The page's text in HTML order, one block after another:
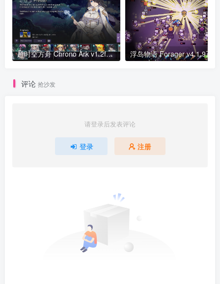
超时空方舟 Chrono Ark v1.2f正式版 官方中文
评论 抢沙发
请登录后发表评论
登录 注册